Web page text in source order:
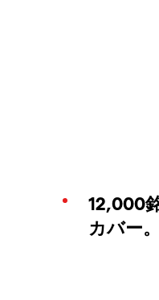
12,000
カバー。